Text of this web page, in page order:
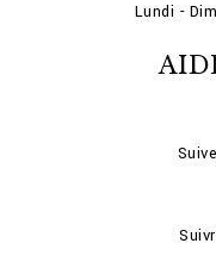
Lundi -